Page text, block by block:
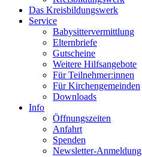
Das Kreisbildungswerk
Service
Babysittervermittlung
Elternbriefe
Gutscheine
Weitere Hilfsangebote
Für Teilnehmer:innen
Für Kirchengemeinden
Downloads
Info
Öffnungszeiten
Anfahrt
Spenden
Newsletter-Anmeldung